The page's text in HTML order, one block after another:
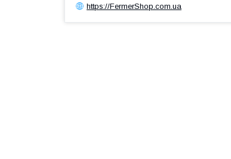
https://FermerShop.com.ua